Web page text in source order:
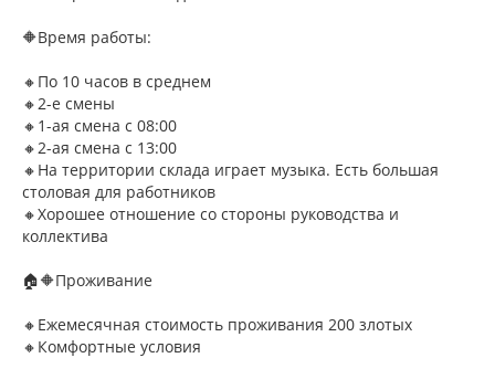
🔶Время работы:
🔸По 10 часов в среднем
🔸2-е смены
🔸1-ая смена с 08:00
🔸2-ая смена с 13:00
🔸На территории склада играет музыка. Есть большая
столовая для работников
🔸Хорошее отношение со стороны руководства и
коллектива
🏠🔶Проживание
🔸Ежемесячная стоимость проживания 200 злотых
🔸Комфортные условия